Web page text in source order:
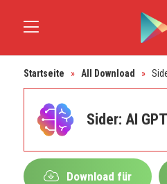
Startseite » All Download »
Sider: AI
Download für